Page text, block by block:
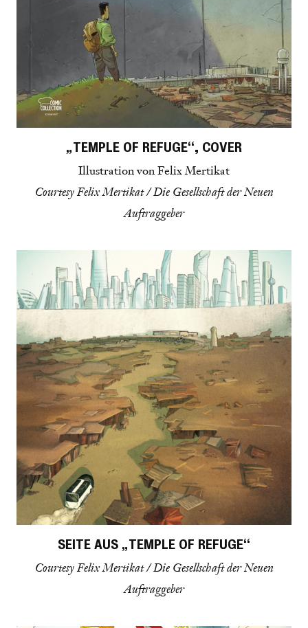
„TEMPLE OF REFUGE“, COVER
Illustration von Felix Mertikat
Courtesy Felix Mertikat / Die Gesellschaft der Neuen
Auftraggeber
SEITE AUS „TEMPLE OF REFUGE“
Courtesy Felix Mertikat / Die Gesellschaft der Neuen
Auftraggeber